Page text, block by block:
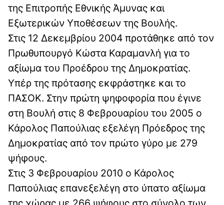
της Επιτροπής Εθνικής Άμυνας και
Εξωτερικών Υποθέσεων της Βουλής.
Στις 12 Δεκεμβρίου 2004 προτάθηκε από τον
Πρωθυπουργό Κώστα Καραμανλή για το
αξίωμα του Προέδρου της Δημοκρατίας.
Υπέρ της πρότασης εκφράστηκε και το
ΠΑΣΟΚ. Στην πρώτη ψηφοφορία που έγινε
στη Βουλή στις 8 Φεβρουαρίου του 2005 ο
Κάρολος Παπούλιας εξελέγη Πρόεδρος της
Δημοκρατίας από τον πρώτο γύρο με 279
ψήφους.
Στις 3 Φεβρουαρίου 2010 ο Κάρολος
Παπούλιας επανεξελέγη στο ύπατο αξίωμα